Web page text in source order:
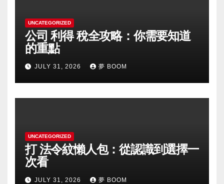
UNCATEGORIZED
公司 利得 稅全攻略：你需要知道
的重點
JULY 31, 2026 夢 BOOM
UNCATEGORIZED
打 法令紋懶人包：從認識到選擇一
次看
JULY 31, 2026 夢 BOOM